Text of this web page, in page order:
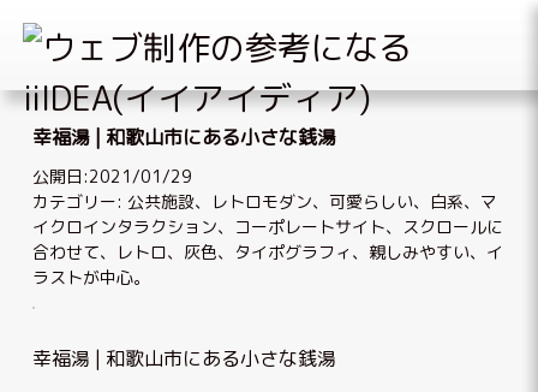
Skip
content
幸福湯 | 和歌山市にある小さな銭湯
公開日:2021/01/29
カテゴリー: 公共施設、 レトロモダン、 可愛らしい、 白系、 マ
イクロインタラクション、 コーポレートサイト、 スクロールに
合わせて、 レトロ、 灰色、 タイポグラフィ、 親しみやすい、 イ
ラストが中心。
幸福湯 | 和歌山市にある小さな銭湯